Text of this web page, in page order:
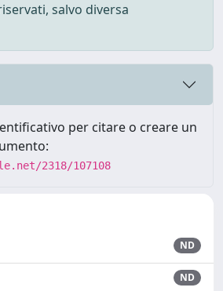
salvo diversa
per citare o creare un
2318/107108
ND
ND